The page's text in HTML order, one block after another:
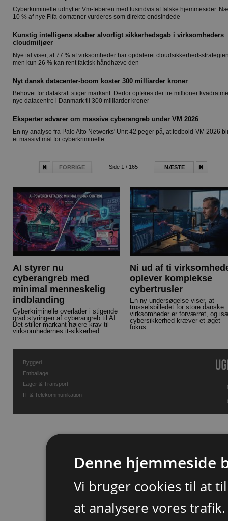
Cyberkriminelle udnytter Vm-feberen med tusindvis af falske hjemmesider.
10 % af nye Fifa-domæner vurderes som direkte ondsindede
Kunstig intelligens skaber alvorligt sikkerhedsgab i virksomheders
cloudmiljøer
Nye tal viser, at 77 % af virksomheder har opdateret
men kun 26 % kan rent faktisk håndhæve den
Nyt dansk datacenter-boom koster 300 milliarder kroner
Behovet for datakraft stiger markant. Derfor opføres der tre millioner
nye datacentre i Danmark til 300 milliarder kroner
Eksperter advarer om massive cyberangreb under VM 2026
En ny analyse fra Palo Alto Networks' Unit 42 peger på, at fodbold-VM 2026
et massivt mål for cyberkriminelle
FORRIGE Side 1 / 165 NÆSTE
AI styrer nu
cyberangreb med
minimal menneskelig
indblanding
Cyberkriminelle overlader i stigende
grad styringen af cyberangreb til AI.
Det stiller markant højere krav til
virksomhedernes it-sikkerhed
Ni ud af ti
oplever komplekse
cybertrusler
En ny undersøgelse viser, at
trusselsbilledet for store danske
virksomheder er forværret, og
cybersikkerhed kræver et øget
fokus
Byggeri
Emballage
Lager & Transport
IT & Telekommunikation
Denne hjemmeside
Vi bruger cookies til at
at analysere vores